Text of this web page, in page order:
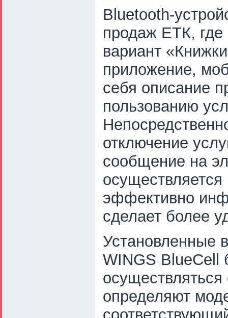
Bluetooth-
продаж ЕТК, где
вариант
приложение,
себя описание
пользованию
отключение
сообщение на
эффективно
сделает более
Установленные
WINGS BlueCell
осуществляться
определяют